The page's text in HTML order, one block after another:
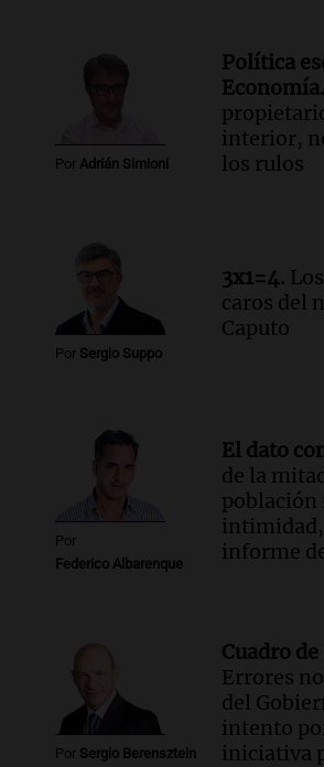
compras de Antonella:
Rosario.
Viva la Radio Rosario
Episodios
Audio.Luciano Cáceres
Amamos Argentina
Episodios
Por Adrián Simioni
Política
Economía.
interior,
los rulos
Por Sergio Suppo
3x1=4.
caros del
Caputo
Por
Federico Albarenque
El dato
de la
población
informe
Por Sergio Berensztein
Cuadro
Errores
del
intento
iniciativa